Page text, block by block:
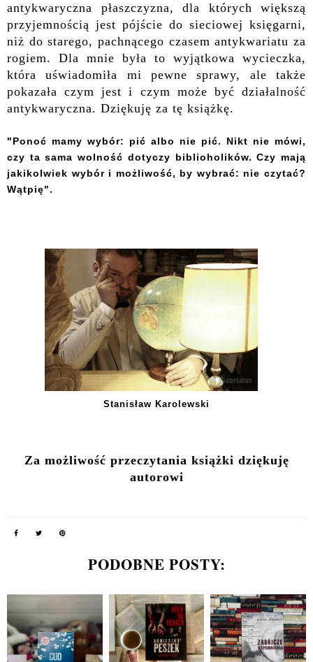
antykwaryczna płaszczyzna, dla których większą
przyjemnością jest pójście do sieciowej księgarni,
niż do starego, pachnącego czasem antykwariatu za
rogiem. Dla mnie była to wyjątkowa wycieczka,
która uświadomiła mi pewne sprawy, ale także
pokazała czym jest i czym może być działalność
antykwaryczna. Dziękuję za tę książkę.
"Ponoć mamy wybór: pić albo nie pić. Nikt nie mówi,
czy ta sama wolność dotyczy biblioholików. Czy mają
jakikolwiek wybór i możliwość, by wybrać: nie czytać?
Wątpię".
Stanisław Karolewski
Za możliwość przeczytania książki dziękuję
autorowi
PODOBNE POSTY: